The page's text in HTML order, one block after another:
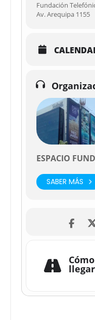
Fundación
Av. Arequipa 1155
ESPACIO
SABER MÁS
Cómo
llegar